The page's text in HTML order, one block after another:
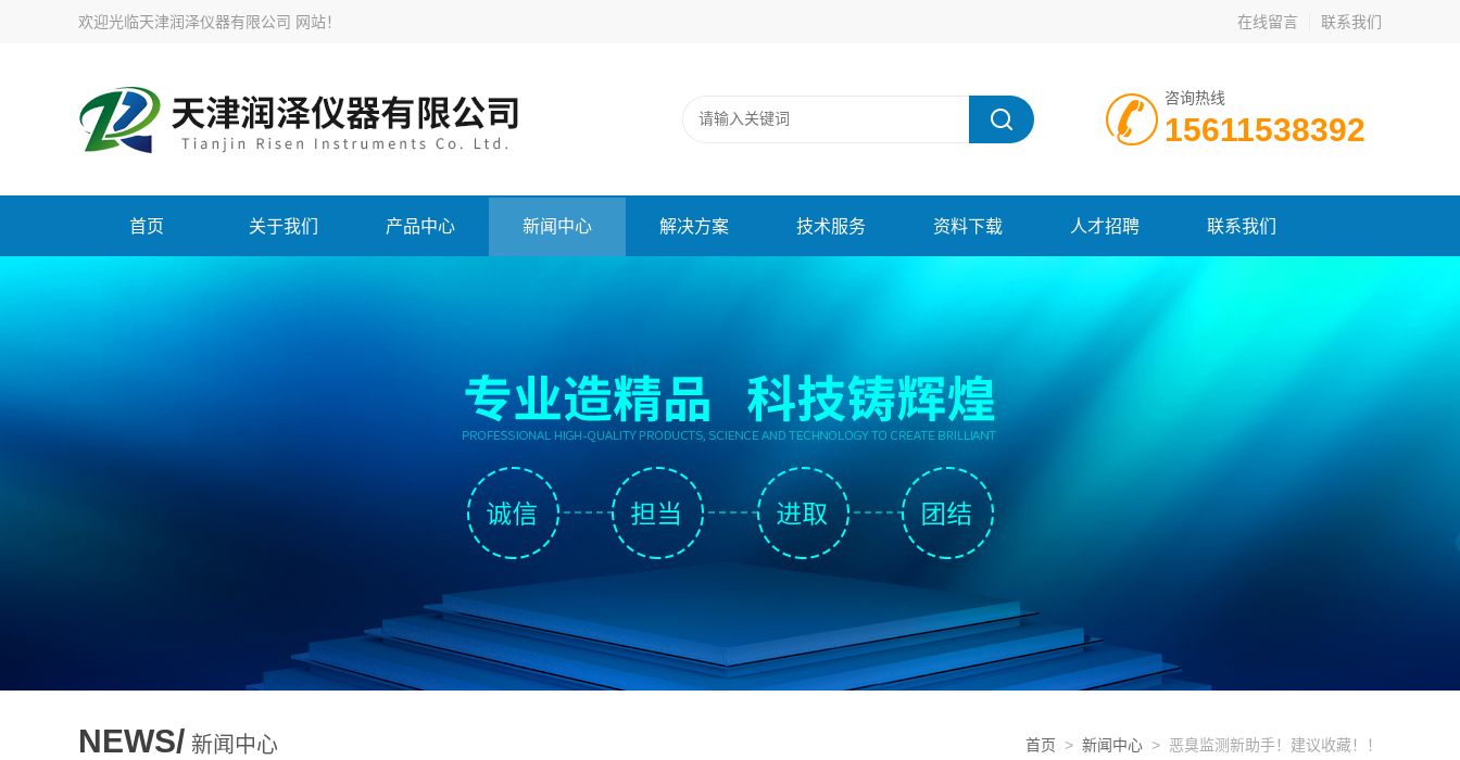
欢迎光临天津润泽仪器有限公司 网站！ 在线留言 联系我们
咨询热线
15611538392
首页 关于我们 产品中心 新闻中心 解决方案 技术服务 资料下载 人才招聘 联系我们
NEWS/ 新闻中心 首页 > 新闻中心 > 恶臭监测新助手！建议收藏！！